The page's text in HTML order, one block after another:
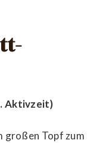
Aktivzeit)
großen Topf zum